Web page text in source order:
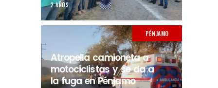
2 AÑOS.
PÉNJAMO
Atropella camioneta a
motociclistas y se da a
la fuga en Pénjamo